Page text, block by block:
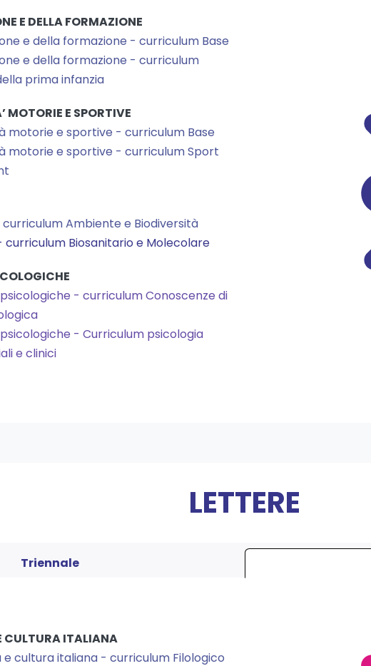
E DELLA FORMAZIONE
e della formazione - curriculum Base
e della formazione - curriculum
prima infanzia
MOTORIE E SPORTIVE
motorie e sportive - curriculum Base
motorie e sportive - curriculum Sport
curriculum Ambiente e Biodiversità
curriculum Biosanitario e Molecolare
- curriculum Conoscenze di
- Curriculum psicologia
e clinici
LETTERE
Triennale
CULTURA ITALIANA
e cultura italiana - curriculum Filologico